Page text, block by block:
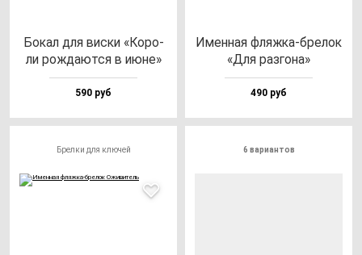
Бокал для вис­ки «Коро­
ли рож­да­ют­ся в июне»
590 руб
Имен­ная фляж­ка-бре­лок
«Для раз­го­на»
490 руб
Брелки для ключей 6 вариантов